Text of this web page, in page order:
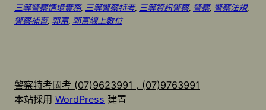
三等警察情境實務, 三等警察特考, 三等資訊警察, 警察, 警察法規
警察補習, 郭富, 郭富線上數位
警察特考國考 (07)9623991 , (07)9763991
本站採用 WordPress 建置